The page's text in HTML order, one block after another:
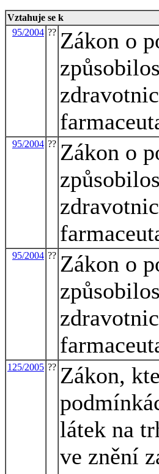
Vztahuje se k
95/2004 ?? Zákon o
95/2004 ?? Zákon o
95/2004 ?? Zákon o
125/2005 ?? Zákon,
látek na
ve znění